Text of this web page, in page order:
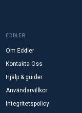
EDDLER
Om Eddler
Kontakta Oss
Hjälp & guider
Användarvillkor
Integritetspolicy